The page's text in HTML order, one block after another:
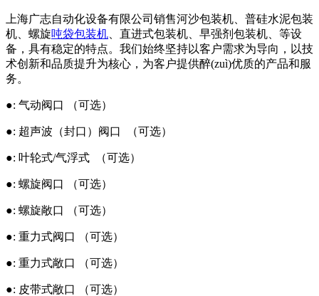
上海广志自动化设备有限公司销售河沙包装机、普硅水泥包装
机、螺旋吨袋包装机 、直进式包装机、早强剂包装机、等设
备，具有稳定的特点。我们始终坚持以客户需求为导向，以技
术创新和品质提升为核心，为客户提供醉(zuì)优质的产品和服
务。
●: 气动阀口 （可选）
●: 超声波（封口）阀口 （可选）
●: 叶轮式/气浮式 （可选）
●: 螺旋阀口 （可选）
●: 螺旋敞口 （可选）
●: 重力式阀口 （可选）
●: 重力式敞口 （可选）
●: 皮带式敞口 （可选）